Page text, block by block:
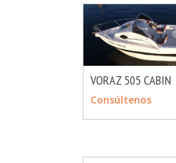
VORAZ 505 CABIN
Consúltenos